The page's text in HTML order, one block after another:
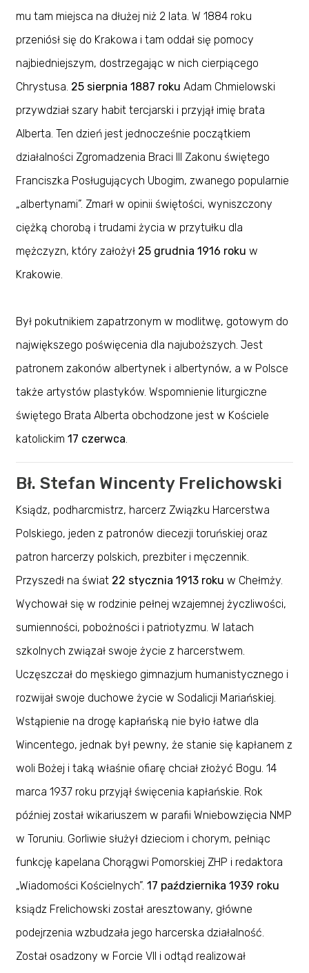
mu tam miejsca na dłużej niż 2 lata. W 1884 roku
przeniósł się do Krakowa i tam oddał się pomocy
najbiedniejszym, dostrzegając w nich cierpiącego
Chrystusa. 25 sierpnia 1887 roku Adam Chmielowski
przywdział szary habit tercjarski i przyjął imię brata
Alberta. Ten dzień jest jednocześnie początkiem
działalności Zgromadzenia Braci III Zakonu świętego
Franciszka Posługujących Ubogim, zwanego popularnie
„albertynami”. Zmarł w opinii świętości, wyniszczony
ciężką chorobą i trudami życia w przytułku dla
mężczyzn, który założył 25 grudnia 1916 roku w
Krakowie.
Był pokutnikiem zapatrzonym w modlitwę, gotowym do
największego poświęcenia dla najuboższych. Jest
patronem zakonów albertynek i albertynów, a w Polsce
także artystów plastyków. Wspomnienie liturgiczne
świętego Brata Alberta obchodzone jest w Kościele
katolickim 17 czerwca.
Bł. Stefan Wincenty Frelichowski
Ksiądz, podharcmistrz, harcerz Związku Harcerstwa
Polskiego, jeden z patronów diecezji toruńskiej oraz
patron harcerzy polskich, prezbiter i męczennik.
Przyszedł na świat 22 stycznia 1913 roku w Chełmży.
Wychował się w rodzinie pełnej wzajemnej życzliwości,
sumienności, pobożności i patriotyzmu. W latach
szkolnych związał swoje życie z harcerstwem.
Uczęszczał do męskiego gimnazjum humanistycznego i
rozwijał swoje duchowe życie w Sodalicji Mariańskiej.
Wstąpienie na drogę kapłańską nie było łatwe dla
Wincentego, jednak był pewny, że stanie się kapłanem z
woli Bożej i taką właśnie ofiarę chciał złożyć Bogu. 14
marca 1937 roku przyjął święcenia kapłańskie. Rok
później został wikariuszem w parafii Wniebowzięcia NMP
w Toruniu. Gorliwie służył dzieciom i chorym, pełniąc
funkcję kapelana Chorągwi Pomorskiej ZHP i redaktora
„Wiadomości Kościelnych”. 17 października 1939 roku
ksiądz Frelichowski został aresztowany, główne
podejrzenia wzbudzała jego harcerska działalność.
Został osadzony w Forcie VII i odtąd realizował